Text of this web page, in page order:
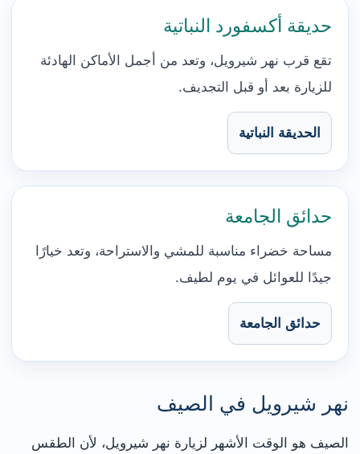
حديقة أكسفورد النباتية
تقع قرب نهر شيرويل، وتعد من أجمل الأماكن الهادئة
للزيارة بعد أو قبل التجديف.
الحديقة النباتية
حدائق الجامعة
مساحة خضراء مناسبة للمشي والاستراحة، وتعد خيارًا
جيدًا للعوائل في يوم لطيف.
حدائق الجامعة
نهر شيرويل في الصيف
الصيف هو الوقت الأشهر لزيارة نهر شيرويل، لأن الطقس